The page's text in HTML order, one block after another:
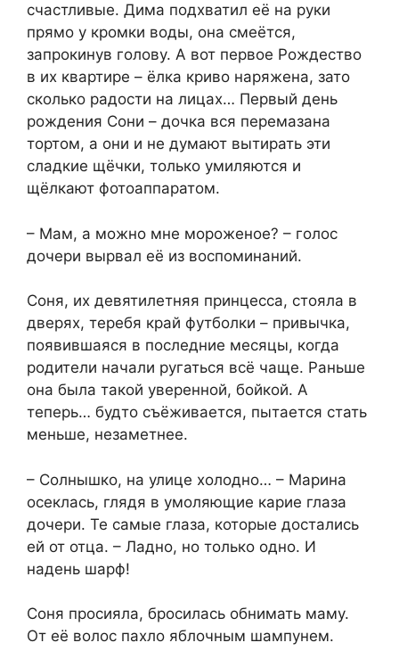
счастливые. Дима подхватил её на руки
прямо у кромки воды, она смеётся,
запрокинув голову. А вот первое Рождество
в их квартире – ёлка криво наряжена, зато
сколько радости на лицах… Первый день
рождения Сони – дочка вся перемазана
тортом, а они и не думают вытирать эти
сладкие щёчки, только умиляются и
щёлкают фотоаппаратом.
– Мам, а можно мне мороженое? – голос
дочери вырвал её из воспоминаний.
Соня, их девятилетняя принцесса, стояла в
дверях, теребя край футболки – привычка,
появившаяся в последние месяцы, когда
родители начали ругаться всё чаще. Раньше
она была такой уверенной, бойкой. А
теперь… будто съёживается, пытается стать
меньше, незаметнее.
– Солнышко, на улице холодно… – Марина
осеклась, глядя в умоляющие карие глаза
дочери. Те самые глаза, которые достались
ей от отца. – Ладно, но только одно. И
надень шарф!
Соня просияла, бросилась обнимать маму.
От её волос пахло яблочным шампунем.